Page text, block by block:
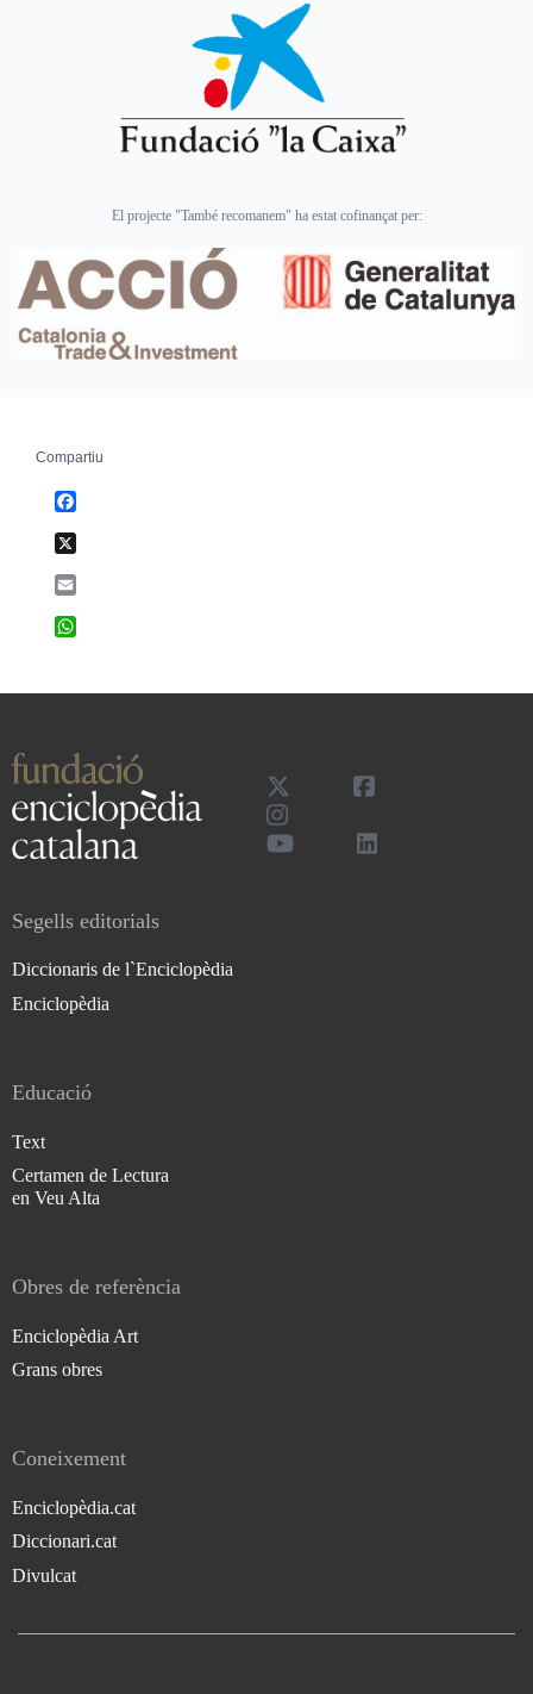
El projecte "També recomanem" ha estat cofinançat per:
Compartiu
Segells editorials
Diccionaris de l`Enciclopèdia
Enciclopèdia
Educació
Text
Certamen de Lectura
en Veu Alta
Obres de referència
Enciclopèdia Art
Grans obres
Coneixement
Enciclopèdia.cat
Diccionari.cat
Divulcat